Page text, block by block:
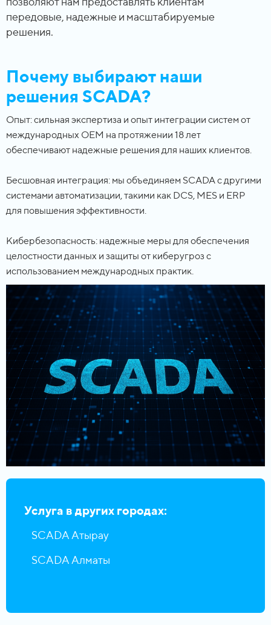
передовые, надежные и масштабируемые
решения.
Почему выбирают наши
решения SCADA?
Опыт: сильная экспертиза и опыт интеграции систем от
международных OEM на протяжении 18 лет
обеспечивают надежные решения для наших клиентов.
Бесшовная интеграция: мы объединяем SCADA с другими
системами автоматизации, такими как DCS, MES и ERP
для повышения эффективности.
Кибербезопасность: надежные меры для обеспечения
целостности данных и защиты от киберугроз с
использованием международных практик.
Услуга в других городах:
SCADA Атырау
SCADA Алматы